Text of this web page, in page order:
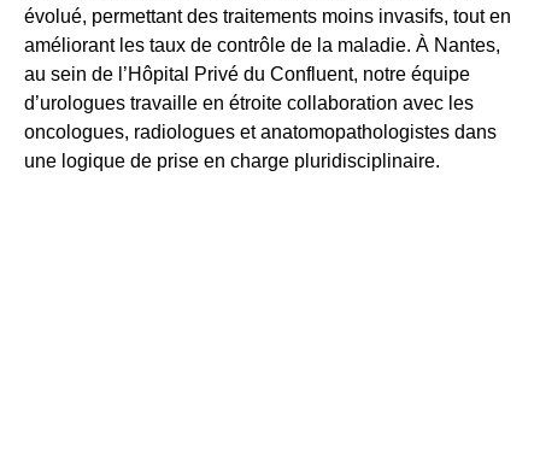
évolué, permettant des traitements moins invasifs, tout en
améliorant les taux de contrôle de la maladie. À Nantes,
au sein de l’Hôpital Privé du Confluent, notre équipe
d’urologues travaille en étroite collaboration avec les
oncologues, radiologues et anatomopathologistes dans
une logique de prise en charge pluridisciplinaire.